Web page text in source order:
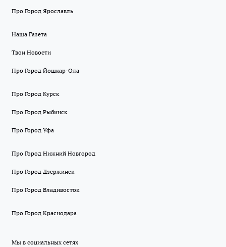
Про Город Ярославль
Наша Газета
Твои Новости
Про Город Йошкар-Ола
Про Город Курск
Про Город Рыбинск
Про Город Уфа
Про Город Нижний Новгород
Про Город Дзержинск
Про Город Владивосток
Про Город Краснодара
Мы в социальных сетях